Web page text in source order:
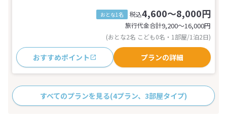
おとな1名 税込4,600～8,000円
旅行代金合計9,200〜16,000円
(おとな2名 こども0名・1部屋/1泊2日)
おすすめポイント プランの詳細
すべてのプランを見る(4プラン、3部屋タイプ)